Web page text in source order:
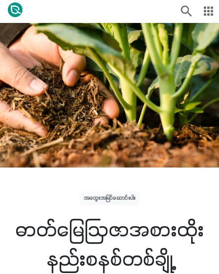
အတွေးအမြင်ဆောင်းပါး
ဓာတ်မြေဩဇာအစားထိုး
နည်းစနစ်တစ်ချို့